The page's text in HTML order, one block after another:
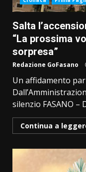
Salta
“La prossima
sorpresa”
Redazione GoFasano
Un affidamento
silenzio FASANO –
Continua a